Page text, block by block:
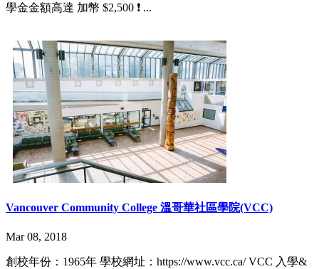
學金金額高達 加幣 $2,500 ❗️ ...
Vancouver Community College 溫哥華社區學院(VCC)
Mar 08, 2018
創校年份：1965年 學校網址：https://www.vcc.ca/ VCC 入學&